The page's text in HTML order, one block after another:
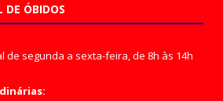
DE ÓBIDOS
de segunda a sexta-feira, de 8h às 14h